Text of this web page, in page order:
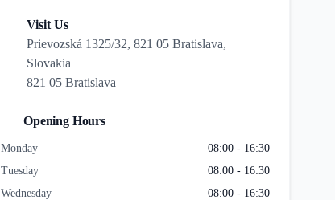
Visit Us
Prievozská 1325/32, 821 05 Bratislava,
Slovakia
821 05 Bratislava
Opening Hours
Monday
08:00 - 16:30
Tuesday
08:00 - 16:30
Wednesday
08:00 - 16:30